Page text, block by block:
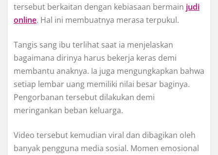
tersebut berkaitan dengan kebiasaan bermain judi
online. Hal ini membuatnya merasa terpukul.
Tangis sang ibu terlihat saat ia menjelaskan
bagaimana dirinya harus bekerja keras demi
membantu anaknya. Ia juga mengungkapkan bahwa
setiap lembar uang memiliki nilai besar baginya.
Pengorbanan tersebut dilakukan demi
meringankan beban keluarga.
Video tersebut kemudian viral dan dibagikan oleh
banyak pengguna media sosial. Momen emosional